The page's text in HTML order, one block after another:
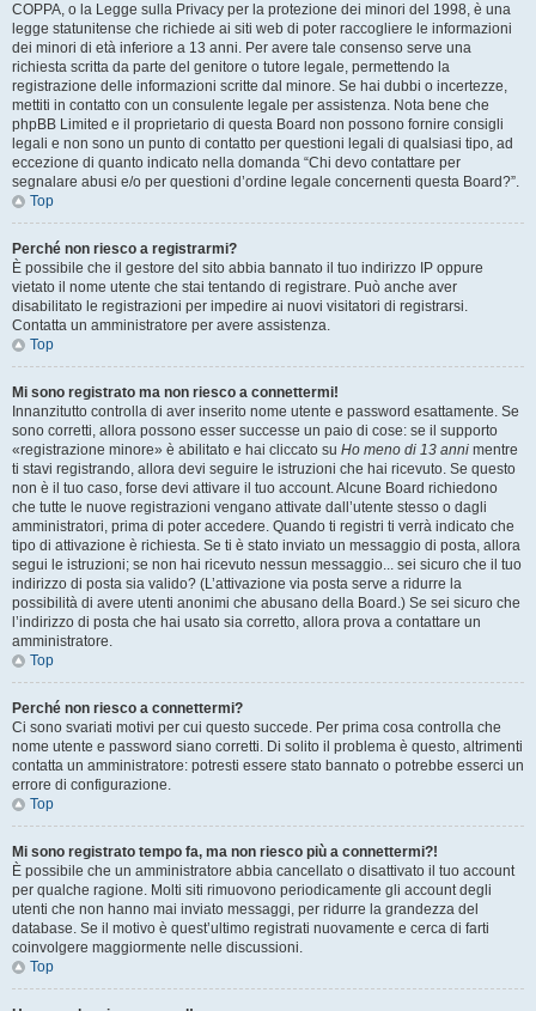
COPPA, o la Legge sulla Privacy per la protezione dei minori del 1998, è una
legge statunitense che richiede ai siti web di poter raccogliere le informazioni
dei minori di età inferiore a 13 anni. Per avere tale consenso serve una
richiesta scritta da parte del genitore o tutore legale, permettendo la
registrazione delle informazioni scritte dal minore. Se hai dubbi o incertezze,
mettiti in contatto con un consulente legale per assistenza. Nota bene che
phpBB Limited e il proprietario di questa Board non possono fornire consigli
legali e non sono un punto di contatto per questioni legali di qualsiasi tipo, ad
eccezione di quanto indicato nella domanda “Chi devo contattare per
segnalare abusi e/o per questioni d’ordine legale concernenti questa Board?”.
Top
Perché non riesco a registrarmi?
È possibile che il gestore del sito abbia bannato il tuo indirizzo IP oppure
vietato il nome utente che stai tentando di registrare. Può anche aver
disabilitato le registrazioni per impedire ai nuovi visitatori di registrarsi.
Contatta un amministratore per avere assistenza.
Top
Mi sono registrato ma non riesco a connettermi!
Innanzitutto controlla di aver inserito nome utente e password esattamente. Se
sono corretti, allora possono esser successe un paio di cose: se il supporto
«registrazione minore» è abilitato e hai cliccato su Ho meno di 13 anni mentre
ti stavi registrando, allora devi seguire le istruzioni che hai ricevuto. Se questo
non è il tuo caso, forse devi attivare il tuo account. Alcune Board richiedono
che tutte le nuove registrazioni vengano attivate dall’utente stesso o dagli
amministratori, prima di poter accedere. Quando ti registri ti verrà indicato che
tipo di attivazione è richiesta. Se ti è stato inviato un messaggio di posta, allora
segui le istruzioni; se non hai ricevuto nessun messaggio... sei sicuro che il tuo
indirizzo di posta sia valido? (L’attivazione via posta serve a ridurre la
possibilità di avere utenti anonimi che abusano della Board.) Se sei sicuro che
l’indirizzo di posta che hai usato sia corretto, allora prova a contattare un
amministratore.
Top
Perché non riesco a connettermi?
Ci sono svariati motivi per cui questo succede. Per prima cosa controlla che
nome utente e password siano corretti. Di solito il problema è questo, altrimenti
contatta un amministratore: potresti essere stato bannato o potrebbe esserci un
errore di configurazione.
Top
Mi sono registrato tempo fa, ma non riesco più a connettermi?!
È possibile che un amministratore abbia cancellato o disattivato il tuo account
per qualche ragione. Molti siti rimuovono periodicamente gli account degli
utenti che non hanno mai inviato messaggi, per ridurre la grandezza del
database. Se il motivo è quest’ultimo registrati nuovamente e cerca di farti
coinvolgere maggiormente nelle discussioni.
Top